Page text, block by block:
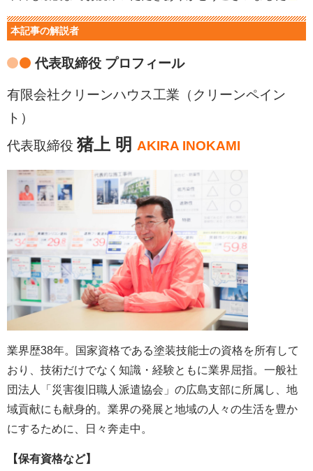
本記事の解説者
代表取締役 プロフィール
有限会社クリーンハウス工業（クリーンペイン
ト）
代表取締役 猪上 明 AKIRA INOKAMI
業界歴38年。国家資格である塗装技能士の資格を所有して
おり、技術だけでなく知識・経験ともに業界屈指。一般社
団法人「災害復旧職人派遣協会」の広島支部に所属し、地
域貢献にも献身的。業界の発展と地域の人々の生活を豊か
にするために、日々奔走中。
【保有資格など】